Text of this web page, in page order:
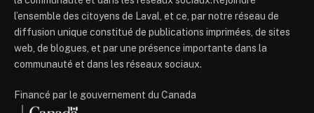
l’ensemble des citoyens de Laval, et ce, par notre réseau de
diffusion unique constitué de publications imprimées, de sites
web, de blogues, et par une présence importante dans la
communauté et dans les réseaux sociaux.
Financé par le gouvernement du Canada